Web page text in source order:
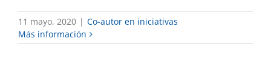
11 mayo, 2020 | Co-autor en iniciativas
Más información